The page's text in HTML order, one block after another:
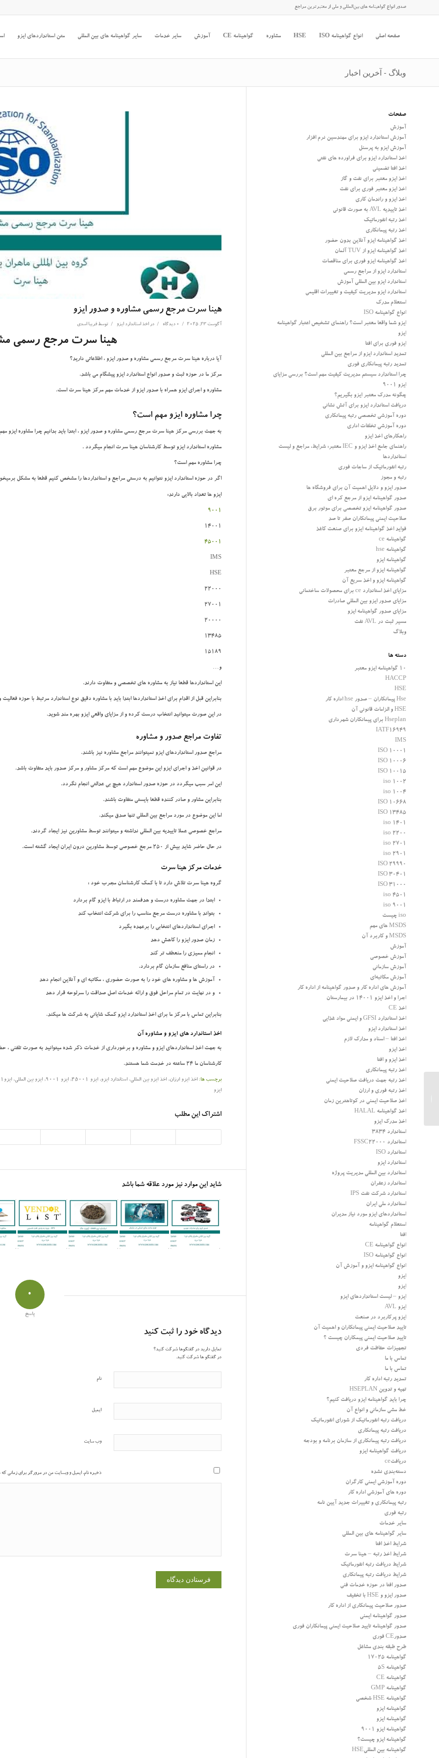
صدور انواع گواهینامه های بین‌المللی و ملی از معتبرترین مراجع
صفحه اصلی انواع گواهینامه ISO HSE مشاوره گواهینامه CE آموزش سایر خدمات سایر گواهینامه های بین المللی متن استانداردهای ایزو
وبلاگ - آخرین اخبار
هینا سرت مرجع رسمی مشاوره و صدور ایزو
آگوست 23, 2025 / 0 دیدگاه / در اخذ استاندارد ایزو / توسط فریبا اسدی
هینا سرت مرجع رسمی
آیا درباره هینا سرت مرجع رسمی مشاوره و صدور ایزو ، اطلاعاتی دارید؟
مرکز ما در حوزه ثبت و صدور انواع استاندارد ایزو پیشگام می باشد.
مشاوره و اجرای ایزو همراه با صدور ایزو از خدمات مهم مرکز هینا سرت است.
چرا مشاوره ایزو مهم است؟
به جهت بررسی مرکز هینا سرت مرجع رسمی مشاوره و صدور ایزو ، ابتدا باید بدانیم چرا مشاوره ایزو
مشاوره استاندارد ایزو توسط کارشناسان هینا سرت انجام میگردد .
چرا مشاوره مهم است؟
اگر در حوزه استاندارد ایزو نتوانیم به درستی مراجع و استانداردها را مشخص کنیم قطعا به مشکل
ایزو ها تعداد بالایی دارند:
9001
14001
45001
IMS
HSE
22000
27001
20000
13485
15189
و…
این استانداردها قطعا نیاز به مشاوره های تخصصی و متفاوت دارند.
بنابراین قبل از اقدام برای اخذ استانداردها ابتدا باید با مشاوره دقیق نوع استاندارد مرتبط با حوزه
در این صورت میتوانید انتخاب درست کرده و از مزایای واقعی ایزو بهره مند شوید.
تفاوت مراجع صدور و مشاوره
مراجع صدور استانداردهای ایزو نمیتوانند مراجع مشاوره نیز باشند.
در قوانین اخذ و اجرای ایزو این موضوع مهم است که مرکز مشاور و مرکز صدور باید متفاوت باشد.
این امر سبب میگردد در حوزه صدور استاندارد هیچ بی عدالتی انجام نگردد.
بنابراین مشاور و صادر کننده قطعا بایستی متفاوت باشند.
اما این موضوع در مورد مراجع بین المللی تنها صدق میکند.
مراجع خصوصی عملا تاییدیه بین المللی نداشته و میتوانند توسط مشاورین نیز ایجاد گردند.
در حال حاضر شاید بیش از 250 مرجع خصوصی توسط مشاورین درون ایران ایجاد گشته است.
خدمات مرکز هینا سرت
گروه هینا سرت تلاش دارد تا با کمک کارشناسان مجرب خود :
ابتدا در جهت مشاوره درست و هدفمند در ارتباط با ایزو گام بردارد
بتواند با مشاوره درست مرجع مناسب را برای شرکت انتخاب کند
اجرای استانداردهای انتخابی را برعهده بگیرد
زمان صدور ایزو را کاهش دهد
انجام ممیزی را منعطف تر کند
در راستای منافع سازمان گام بردارد.
آموزش ها و مشاوره های خود را به صورت حضوری ، مکاتبه ای و آنلاین انجام دهد
و در نهایت در تمام مراحل فوق و ارائه خدمات اصل صداقت را سرلوحه قرار دهد
بنابراین تماس با مرکز ما برای اخذ استاندارد ایزو کمک شایانی به شرکت ها میکند.
اخذ استاندارد های ایزو و مشاوره آن
به جهت اخذ استانداردهای ایزو و مشاوره و برخورداری از خدمات ذکر شده میتوانید به صورت تلفنی ،
کارشناسان ما 24 ساعته در خدمت شما هستند.
برچسب ها: اخذ ایزو ارزان, اخذ ایزو بین المللی, استاندارد ایزو, ایزو 45001 , ایزو 9001 , ایزو بین المللی, ایزو14001
ایزو
اشتراک این مطلب
شاید این موارد نیز مورد علاقه شما باشد
0
پاسخ
دیدگاه خود را ثبت کنید
تمایل دارید در گفتگوها شرکت کنید؟
در گفتگو ها شرکت کنید.
نام
ایمیل
وب‌ سایت
ذخیره نام، ایمیل و وبسایت من در مرورگر برای زمانی
صفحات
آموزش
آموزش استاندارد ایزو برای مهندسین نرم افزار
آموزش ایزو به پرسنل
اخذ استاندارد ایزو برای فراورده های نفتی
اخذ افتا تضمینی
اخذ ایزو معتبر برای نفت و گاز
اخذ ایزو معتبر فوری برای نفت
اخذ ایزو و راندمان کاری
اخذ تاییدیه AVL به صورت قانونی
اخذ رتبه انفورماتیک
اخذ رتبه پیمانکاری
اخذ گواهینامه ایزو آنلاین بدون حضور
اخذ گواهینامه ایزو از TUV آلمان
اخذ گواهینامه ایزو فوری برای مناقصات
استاندارد ایزو از مراجع رسمی
استاندارد ایزو بین المللی آموزش
استاندارد ایزو مدیریت کیفیت و تغییرات اقلیمی
استعلام مدرک
انواع گواهینامه ISO
ایزو شما واقعا معتبر است؟ راهنمای تشخیص اعتبار گواهینامه
ایزو
ایزو فوری برای افتا
تمدید استاندارد ایزو از مراجع بین المللی
تمدید رتبه پیمانکاری فوری
چرا استاندارد سیستم مدیریت کیفیت مهم است؟ بررسی مزایای
ایزو 9001
چگونه مدرک معتبر ایزو بگیریم؟
دریافت استاندارد ایزو برای آتش نشانی
دوره آموزشی تخصصی رتبه پیمانکاری
دوره آموزشی تخلفات اداری
راهکارهای اخذ ایزو
راهنمای جامع اخذ ایزو و IEC معتبر: شرایط، مراجع و لیست
استانداردها
رتبه انفورماتیک از ساجات فوری
رتبه و مجوز
صدور ایزو و دلایل اهمیت آن برای فروشگاه ها
صدور گواهینامه ایزو از مرجع کره ای
صدور گواهینامه ایزو تخصصی برای موتور برق
صلاحیت ایمنی پیمانکاران صفر تا صد
فواید اخذ گواهینامه ایزو برای صنعت کاغذ
گواهینامه ce
گواهینامه hse
گواهینامه ایزو
گواهینامه ایزو از مرجع معتبر
گواهینامه ایزو و اخذ سریع آن
مزایای اخذ استاندارد ce برای محصولات ساختمانی
مزایای صدور ایزو بین المللی صادرات
مزایای صدور گواهینامه ایزو
مسیر ثبت در AVL نفت
وبلاگ
دسته ها
10 گواهینامه ایزو معتبر
HACCP
HSE
Hse پیمانکاران – صدور hse اداره کار
HSE و الزامات قانونی آن
Hseplan برای پیمانکاران شهرداری
IATF16949
IMS
ISO 10001
ISO 10006
ISO 10015
iso 1002
iso 1004
ISO 10668
ISO 13485
iso 1401
iso 2200
iso 2701
iso 2901
ISO 29990
ISO 30401
ISO 31000
iso 4501
iso 9001
iso چیست
MSDS های مهم
MSDS و کاربرد آن
آموزش
آموزش خصوصی
آموزش سازمانی
آموزش مکاتبه‌ای
آموزش های اداره کار و صدور گواهینامه از اداره کار
اجرا و اخذ ایزو 14001 در بیمارستان
اخذ CE
اخذ استاندارد GFSI و ایمنی مواد غذایی
اخذ استاندارد ایزو
اخذ افتا – اسناد و مدارک لازم
اخذ ایزو
اخذ ایزو و افتا
اخذ رتبه پیمانکاری
اخذ رتبه جهت دریافت صلاحیت ایمنی
اخذ رتبه فوری و ارزان
اخذ صلاحیت ایمنی در کوتاهترین زمان
اخذ گواهینامه HALAL
اخذ مدرک ایزو
استاندارد 3834
استاندارد FSSC22000
استاندارد ISO
استاندارد ایزو
استاندارد بین المللی مدیریت پروژه
استاندارد زعفران
استاندارد شرکت نفت IPS
استاندارد ملی ایران
استانداردهای ایزو مورد نیاز مدیران
استعلام گواهینامه
افتا
انواع گواهینامه CE
انواع گواهینامه ISO
انواع گواهینامه ایزو و آموزش آن
ایزو
ایزو
ایزو – لیست استانداردهای ایزو
ایزو AVL
ایزو پرکاربرد در صنعت
تایید صلاحیت ایمنی پیمانکاران و اهمیت آن
تایید صلاحیت ایمنی پیمکاران چیست ؟
تجهیزات حفاظت فردی
تماس با ما
تماس با ما
تمدید رتبه اداره کار
تهیه و تدوین HSEPLAN
چرا باید گواهینامه ایزو دریافت کنیم؟
خط مشی سازمانی و انواع آن
دریافت رتبه انفورماتیک از شورای انفورماتیک
دریافت رتبه پیمانکاری
دریافت رتبه پیمانکاری از سازمان برنامه و بودجه
دریافت گواهینامه ایزو
دریافتce
دسته‌بندی نشده
دوره آموزشی ایمنی کارگران
دوره های آموزشی اداره کار
رتبه پیمانکاری و تغییرات جدید آیین نامه
رتبه فوری
سایر خدمات
سایر گواهینامه های بین المللی
شرایط اخذ افتا
شرایط اخذ رتبه – هینا سرت
شرایط دریافت رتبه انفورماتیک
شرایط دریافت رتبه پیمانکاری
صدور افتا در حوزه خدمات فنی
صدور ایزو و HSE با تخفیف
صدور صلاحیت پیمانکاری از اداره کار
صدور گواهینامه ایمنی
صدور گواهینامه تایید صلاحیت ایمنی پیمانکاران فوری
صدورCE فوری
طرح طبقه بندی مشاغل
گواهینامه 17025
گواهینامه 5S
گواهینامه CE
گواهینامه GMP
گواهینامه HSE شخصی
گواهینامه ایزو
گواهینامه ایزو
گواهینامه ایزو 9001
گواهینامه ایزو چیست؟
گواهینامه بین المللیHSE
آموزش مسئول دفتر مدیرعامل